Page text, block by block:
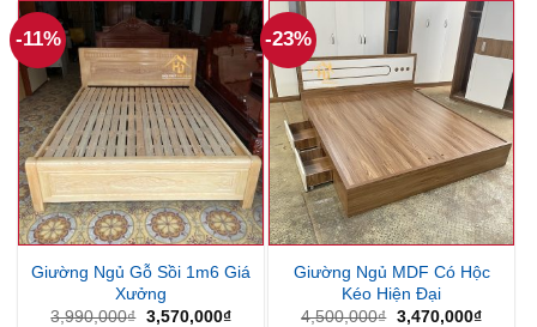
5,700,000₫.
là:
4,700,000₫.
7,200,000₫.là:
-11%
Giường Ngủ Gỗ Sồi 1m6 Giá
Xưởng
3,990,000₫ Giá
3,570,000₫Giá
-23%
Giường Ngủ MDF Có Hộc
Kéo Hiện Đại
4,500,000₫ Giá
3,470,000₫Giá